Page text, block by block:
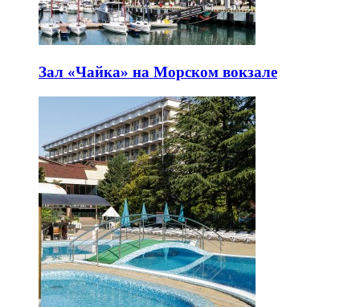
Зал «Чайка» на Морском вокзале